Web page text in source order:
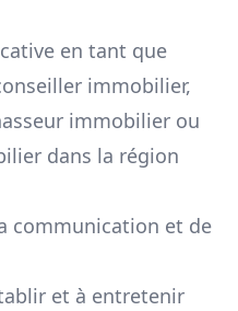
en tant que
immobilier,
immobilier ou
dans la région
communication et de
et à entretenir